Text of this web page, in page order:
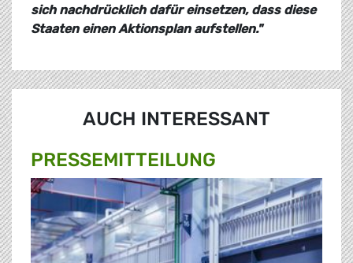
sich nachdrücklich dafür einsetzen, dass diese
Staaten einen Aktionsplan aufstellen."
AUCH INTERESSANT
PRESSE­MITTEILUNG